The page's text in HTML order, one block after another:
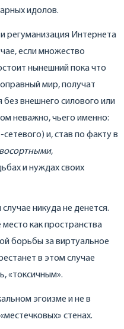
идолов.
регуманизация Интернета
если множество
нынешний пока что
мир, получат
внешнего силового или
неважно, чьего именно:
и, став по факту в
,
и нуждах своих
никуда не денется.
как пространства
борьбы за виртуальное
в этом случае
«токсичным».
эгоизме и не в
стенах.